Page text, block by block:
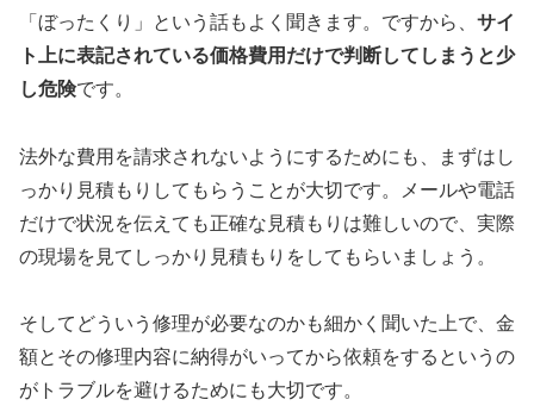
「ぼったくり」という話もよく聞きます。ですから、 サイ
ト上に表記されている価格費用だけで判断してしまうと少
し危険です。
法外な費用を請求されないようにするためにも、まずはし
っかり見積もりしてもらうことが大切です。メールや電話
だけで状況を伝えても正確な見積もりは難しいので、実際
の現場を見てしっかり見積もりをしてもらいましょう。
そしてどういう修理が必要なのかも細かく聞いた上で、金
額とその修理内容に納得がいってから依頼をするというの
がトラブルを避けるためにも大切です。